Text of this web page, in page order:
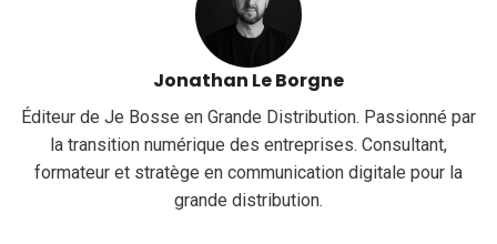
Jonathan Le Borgne
Éditeur de Je Bosse en Grande Distribution. Passionné par
la transition numérique des entreprises. Consultant,
formateur et stratège en communication digitale pour la
grande distribution.